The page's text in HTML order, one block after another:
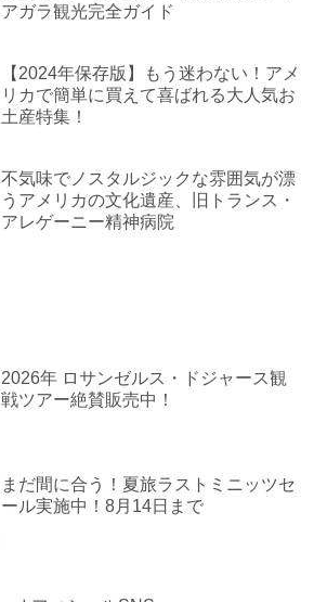
アガラ観光完全ガイド
【2024年保存版】もう迷わない！アメ
リカで簡単に買えて喜ばれる大人気お
土産特集！
不気味でノスタルジックな雰囲気が漂
うアメリカの文化遺産、旧トランス・
アレゲーニー精神病院
2026年 ロサンゼルス・ドジャース観
戦ツアー絶賛販売中！
まだ間に合う！夏旅ラストミニッツセ
ール実施中！8月14日まで